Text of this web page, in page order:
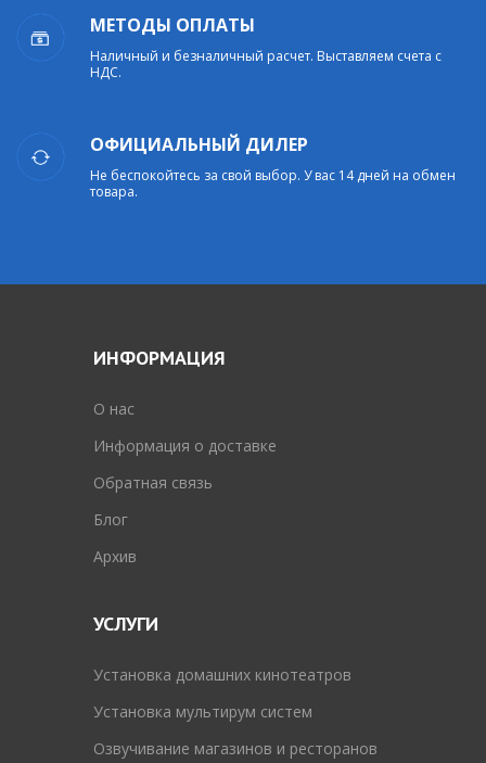
МЕТОДЫ ОПЛАТЫ
Наличный и безналичный расчет. Выставляем счета с
НДС.
ОФИЦИАЛЬНЫЙ ДИЛЕР
Не беспокойтесь за свой выбор. У вас 14 дней на обмен
товара.
ИНФОРМАЦИЯ
O нас
Информация о доставке
Обратная связь
Блог
Архив
УСЛУГИ
Установка домашних кинотеатров
Установка мультирум систем
Озвучивание магазинов и ресторанов